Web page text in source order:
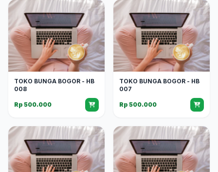
TOKO BUNGA BOGOR - HB
008
Rp 500.000
TOKO BUNGA BOGOR - HB
007
Rp 500.000